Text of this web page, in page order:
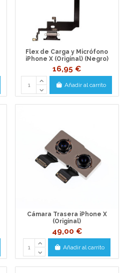
Flex de Carga y Micrófono
iPhone X (Original) (Negro)
16,95 €
Añadir al carrito
Cámara Trasera iPhone X
(Original)
49,00 €
Añadir al carrito